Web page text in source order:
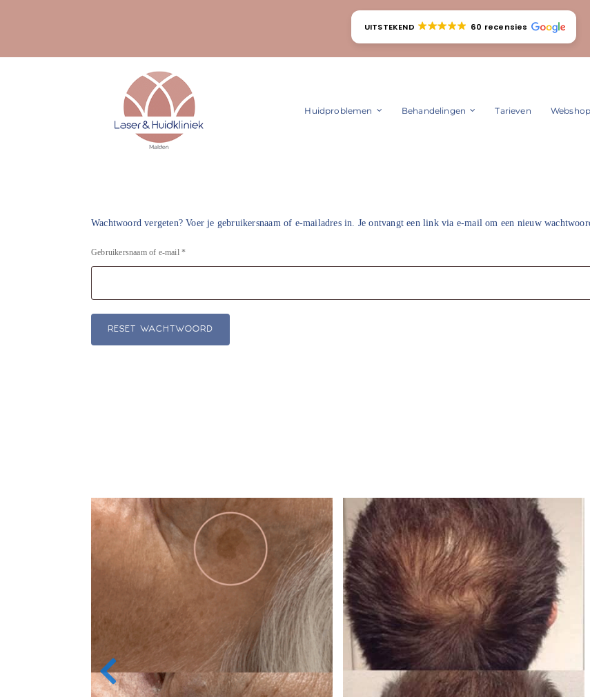
UITSTEKEND 60 recensies
Huidproblemen Behandelingen Tarieven Webshop
Wachtwoord vergeten? Voer je gebruikersnaam of e-mailadres in. Je ontvangt een link via e-mail om een nieuw
Gebruikersnaam of e-mail*Vereist
RESET WACHTWOORD